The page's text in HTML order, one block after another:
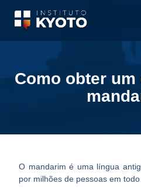
Como obter
O mandarim é uma língua
por milhões de pessoas em todo